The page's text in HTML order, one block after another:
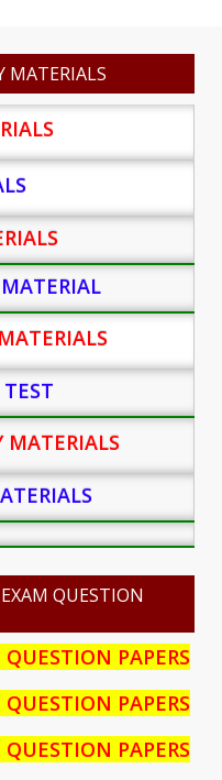
MATERIALS
MATERIALS
QUESTION
PAPERS
PAPERS
PAPERS